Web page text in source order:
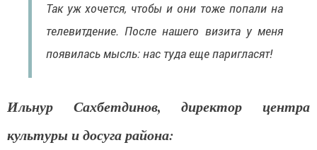
Так уж хочется, чтобы и они тоже попали на
телевитдение. После нашего визита у меня
появилась мысль: нас туда еще паригласят!
Ильнур Сахбетдинов, директор центра
культуры и досуга района: